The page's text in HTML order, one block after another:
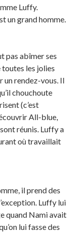
Luffy.
un grand homme.
pas abîmer ses
toutes les jolies
un rendez-vous. Il
chouchoute
(c’est
All-blue,
réunis. Luffy a
où travaillait
il prend des
Luffy lui
quand Nami avait
lui fasse des